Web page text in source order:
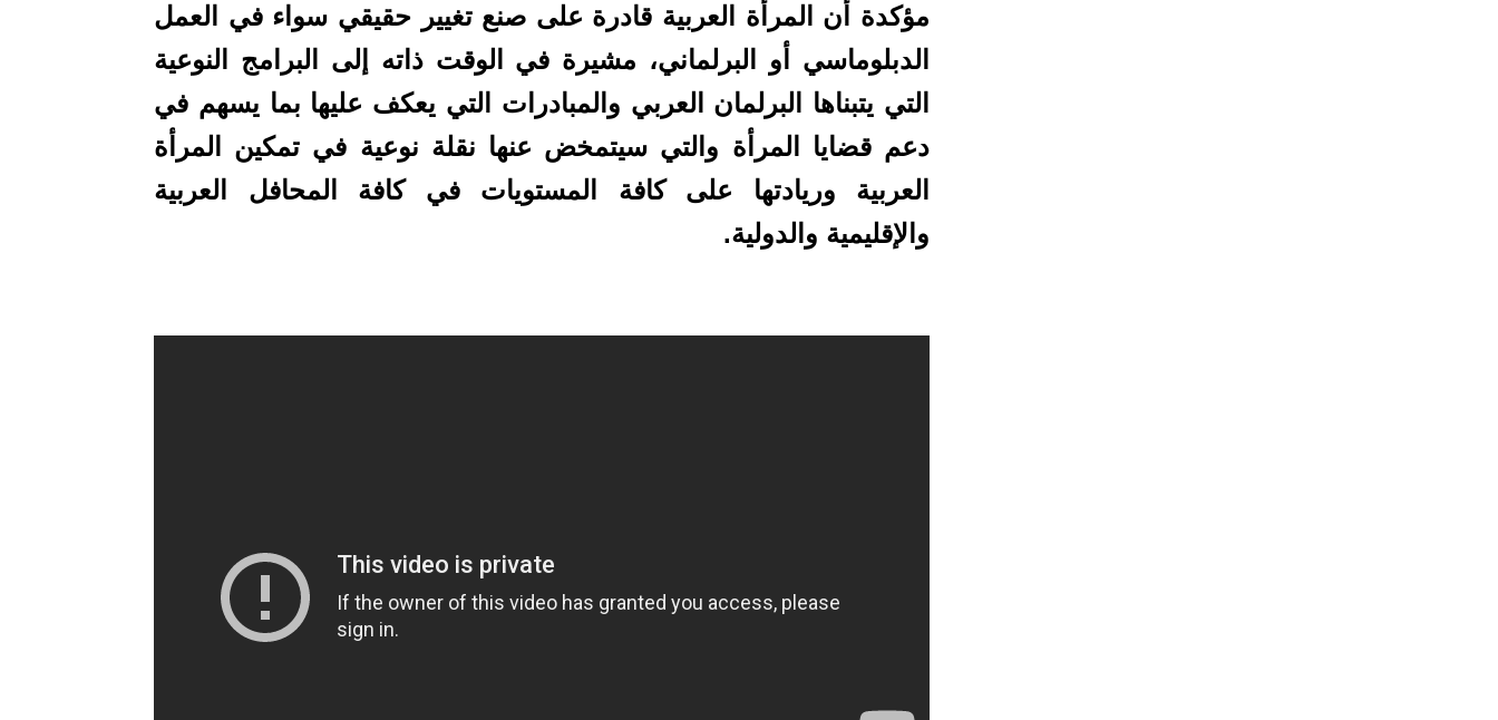
مؤكدة أن المرأة العربية قادرة على صنع تغيير حقيقي سواء في العمل
الدبلوماسي أو البرلماني، مشيرة في الوقت ذاته إلى البرامج النوعية
التي يتبناها البرلمان العربي والمبادرات التي يعكف عليها بما يسهم في
دعم قضايا المرأة والتي سيتمخض عنها نقلة نوعية في تمكين المرأة
العربية وريادتها على كافة المستويات في كافة المحافل العربية
والإقليمية والدولية.